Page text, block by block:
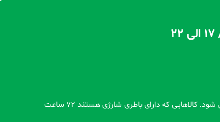
تمام محصولات بدون گارانتی قبل از اضافه شدن در سایت و بعد از ثبت سفارش مشتری کاملاً تست و از سلامت محصول اطمینان حاصل می شود. کالاهایی که دارای باطری شارژی هستند 72 ساعت